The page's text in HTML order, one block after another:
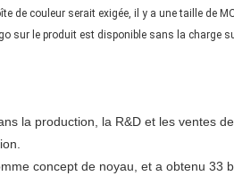
serait exigée, il y a une taille de
le produit est disponible sans la charge
la production, la R&D et les ventes
concept de noyau, et a obtenu 33